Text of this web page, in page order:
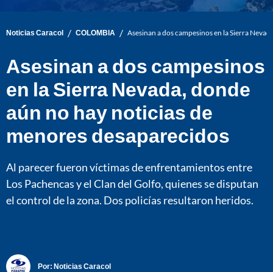
Noticias Caracol / COLOMBIA / Asesinan a dos campesinos en la Sierra
Asesinan a dos campesinos
en la Sierra Nevada, donde
aún no hay noticias de
menores desaparecidos
Al parecer fueron víctimas de enfrentamientos entre
Los Pachencas y el Clan del Golfo, quienes se disputan
el control de la zona. Dos policías resultaron heridos.
Por: Noticias Caracol